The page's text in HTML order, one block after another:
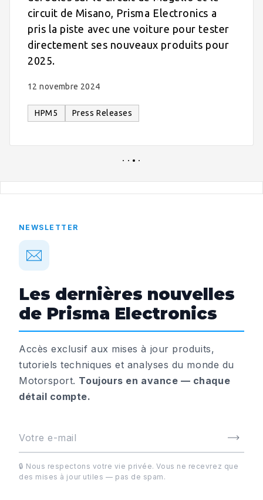
circuit de Misano, Prisma Electronics a
pris la piste avec une voiture pour tester
directement ses nouveaux produits pour
2025.
12 novembre 2024
HPM5 Press Releases
NEWSLETTER
Les dernières nouvelles
de Prisma Electronics
Accès exclusif aux mises à jour produits,
tutoriels techniques et analyses du monde du
Motorsport. Toujours en avance — chaque
détail compte.
🔒 Nous respectons votre vie privée. Vous ne recevrez que
des mises à jour utiles — pas de spam.